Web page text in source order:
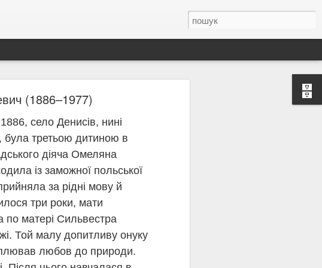
(1886–1977)
село Денисів, нині
була третьою дитиною в
діяча Омеляна
із заможної польської
за рідні мову й
три роки, мати
по матері Сильвестра
Той малу допитливу онуку
любов до природи.
такою була Олена Теліга —
Організації українських
до національної самоідентичності
її духовного вибору: «Та
своє життя Україні та її
покорі чи страху. Вона писала
Для Теліги слово було не
очолила Спілку українських
небезпеку, вона відмовилася